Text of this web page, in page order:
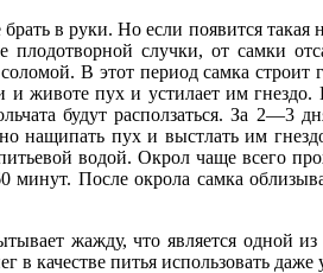
в руки. Но если появится
случки, от самки
В этот период самка строит
животе пух и устилает им гнездо.
будут расползаться. За 2—3
нащипать пух и выстлать им
водой. Окрол чаще всего
минут. После окрола самка
жажду, что является одной
в качестве питья использовать даже